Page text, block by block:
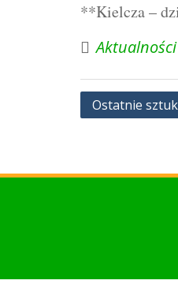
**Kielcza –
Aktualności
Nawigacja
Ostatnie